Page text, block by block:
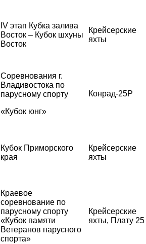
IV этап Кубка залива
Восток – Кубок шхуны
Восток
Крейсерские
яхты
Соревнования г.
Владивостока по
парусному спорту
«Кубок юнг»
Конрад-25Р
Кубок Приморского
края
Крейсерские
яхты
Краевое
соревнование по
парусному спорту
«Кубок памяти
Ветеранов парусного
спорта»
Крейсерские
яхты, Плату 25